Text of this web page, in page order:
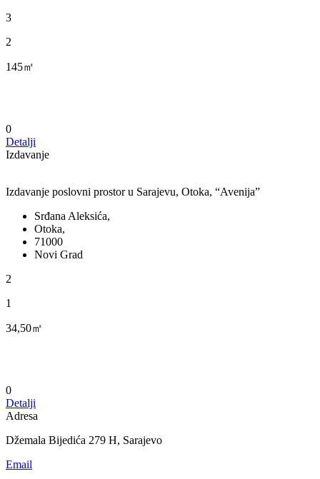
3
2
145㎡
0
Detalji
Izdavanje
Izdavanje poslovni prostor u Sarajevu, Otoka, “Avenija”
Srđana Aleksića,
Otoka,
71000
Novi Grad
2
1
34,50㎡
0
Detalji
Adresa
Džemala Bijedića 279 H, Sarajevo
Email